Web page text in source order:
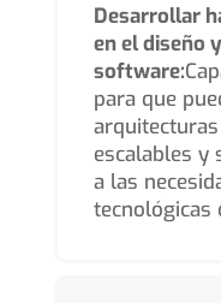
Desarrollar
en el diseño
software:
para que
escalables y
a las
tecnológicas